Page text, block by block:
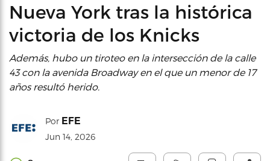
Nueva York tras la histórica
victoria de los Knicks
Además, hubo un tiroteo en la intersección de la calle
43 con la avenida Broadway en el que un menor de 17
años resultó herido.
Por EFE
Jun 14, 2026